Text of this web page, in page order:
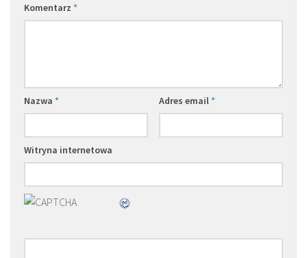
Komentarz *
Nazwa * Adres email*
Witryna internetowa